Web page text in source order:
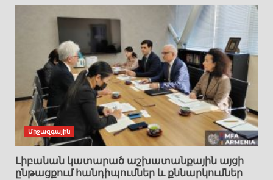
Միջազգային
Լիբանան կատարած աշխատանքային այցի
ընթացքում հանդիպումներ և քննարկումներ